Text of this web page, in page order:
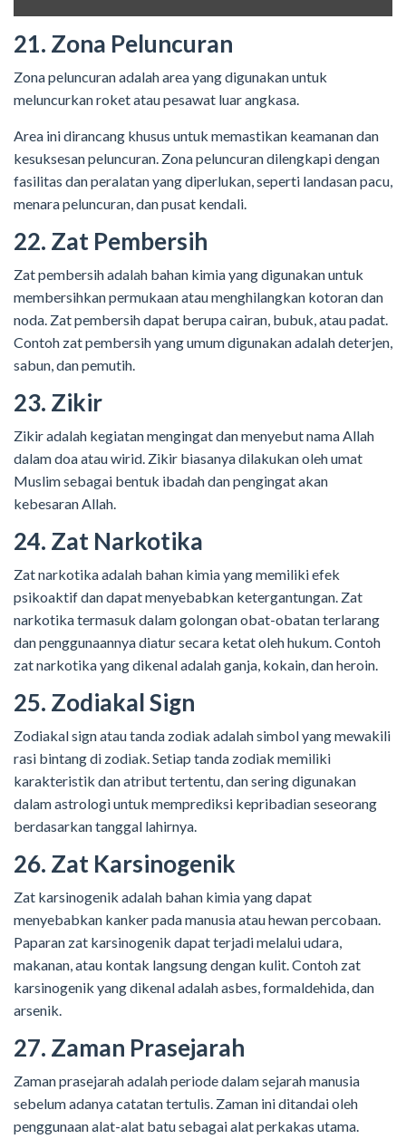
21. Zona Peluncuran
Zona peluncuran adalah area yang digunakan untuk
meluncurkan roket atau pesawat luar angkasa.
Area ini dirancang khusus untuk memastikan keamanan dan
kesuksesan peluncuran. Zona peluncuran dilengkapi dengan
fasilitas dan peralatan yang diperlukan, seperti landasan pacu,
menara peluncuran, dan pusat kendali.
22. Zat Pembersih
Zat pembersih adalah bahan kimia yang digunakan untuk
membersihkan permukaan atau menghilangkan kotoran dan
noda. Zat pembersih dapat berupa cairan, bubuk, atau padat.
Contoh zat pembersih yang umum digunakan adalah deterjen,
sabun, dan pemutih.
23. Zikir
Zikir adalah kegiatan mengingat dan menyebut nama Allah
dalam doa atau wirid. Zikir biasanya dilakukan oleh umat
Muslim sebagai bentuk ibadah dan pengingat akan
kebesaran Allah.
24. Zat Narkotika
Zat narkotika adalah bahan kimia yang memiliki efek
psikoaktif dan dapat menyebabkan ketergantungan. Zat
narkotika termasuk dalam golongan obat-obatan terlarang
dan penggunaannya diatur secara ketat oleh hukum. Contoh
zat narkotika yang dikenal adalah ganja, kokain, dan heroin.
25. Zodiakal Sign
Zodiakal sign atau tanda zodiak adalah simbol yang mewakili
rasi bintang di zodiak. Setiap tanda zodiak memiliki
karakteristik dan atribut tertentu, dan sering digunakan
dalam astrologi untuk memprediksi kepribadian seseorang
berdasarkan tanggal lahirnya.
26. Zat Karsinogenik
Zat karsinogenik adalah bahan kimia yang dapat
menyebabkan kanker pada manusia atau hewan percobaan.
Paparan zat karsinogenik dapat terjadi melalui udara,
makanan, atau kontak langsung dengan kulit. Contoh zat
karsinogenik yang dikenal adalah asbes, formaldehida, dan
arsenik.
27. Zaman Prasejarah
Zaman prasejarah adalah periode dalam sejarah manusia
sebelum adanya catatan tertulis. Zaman ini ditandai oleh
penggunaan alat-alat batu sebagai alat perkakas utama.